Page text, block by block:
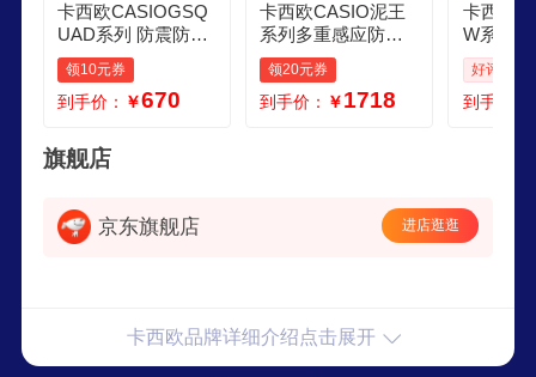
卡西欧CASIOGSQ
UAD系列 防震防水
蓝牙多功能计步运
动轻智能手表 GBD
2001DR
领10元券
到手价： ￥670
卡西欧CASIO泥王
系列多重感应防水
防泥防震登山户外
运动多功能手表 第
三代小泥王GGB10
领20元券
到手价： ￥1718
卡西欧
W系列
尚 多功
用表新
W1APF
好评率:
到手价：
旗舰店
京东旗舰店 进店逛逛
卡西欧品牌详细介绍点击展开